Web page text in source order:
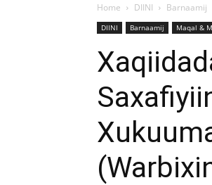
Home DIINI Barnaamij
DIINI Barnaamij Maqal &